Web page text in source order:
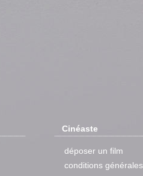
Cinéaste
déposer un film
conditions générales